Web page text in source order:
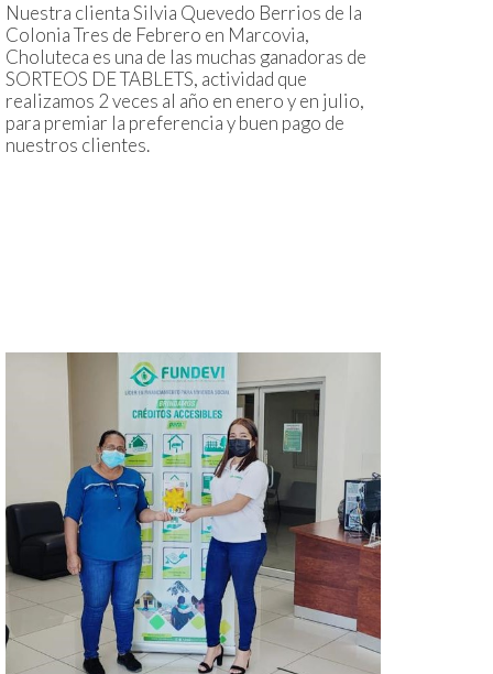
Nuestra clienta Silvia Quevedo Berrios de la
Colonia Tres de Febrero en Marcovia,
Choluteca es una de las muchas ganadoras de
SORTEOS DE TABLETS, actividad que
realizamos 2 veces al año en enero y en julio,
para premiar la preferencia y buen pago de
nuestros clientes.